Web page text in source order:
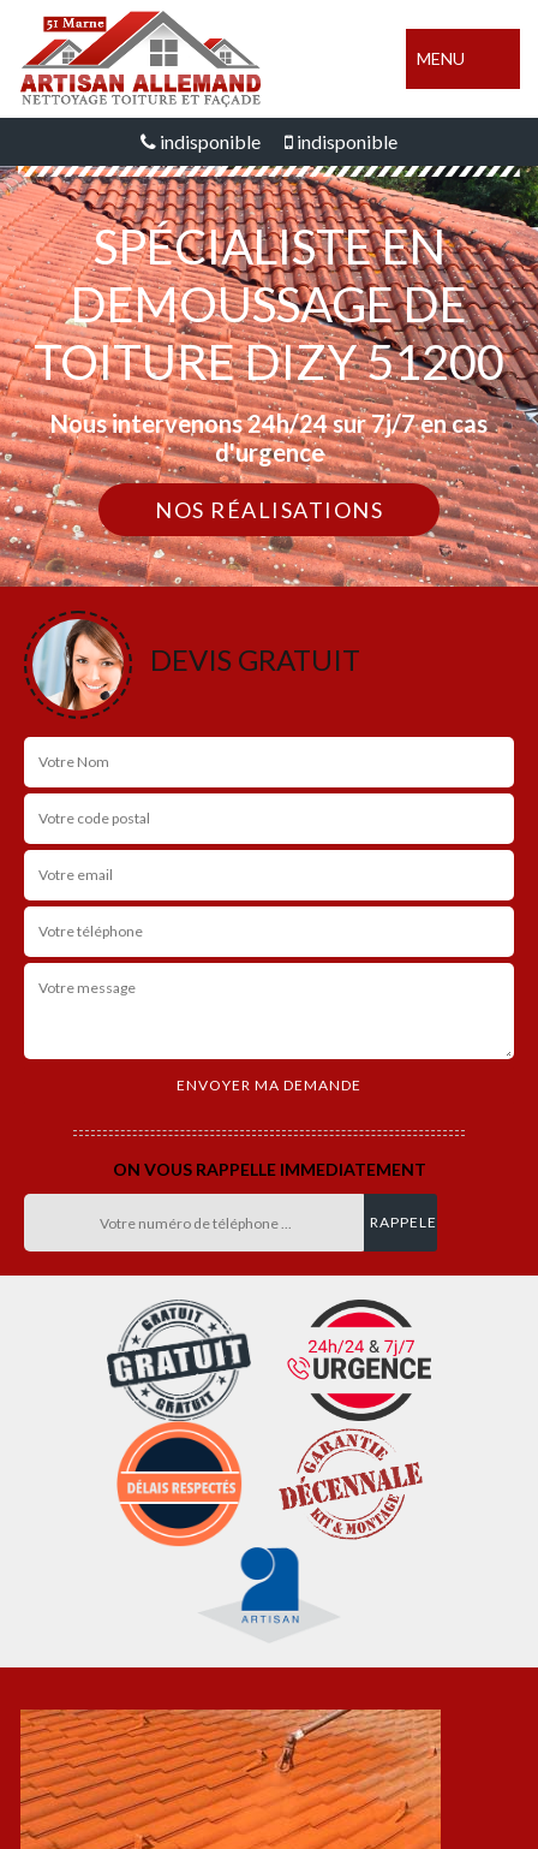
MENU
indisponible indisponible
SPÉCIALISTE EN
DEMOUSSAGE DE
TOITURE DIZY 51200
Nous intervenons 24h/24 sur 7j/7 en cas
d'urgence
NOS RÉALISATIONS
DEVIS GRATUIT
ON VOUS RAPPELLE IMMEDIATEMENT